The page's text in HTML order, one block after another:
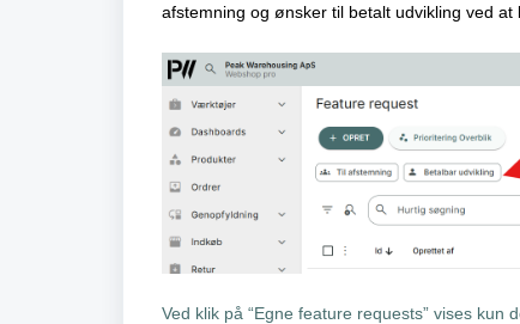
afstemning og ønsker til betalt udvikling
Ved klik på “Egne feature requests” vises kun